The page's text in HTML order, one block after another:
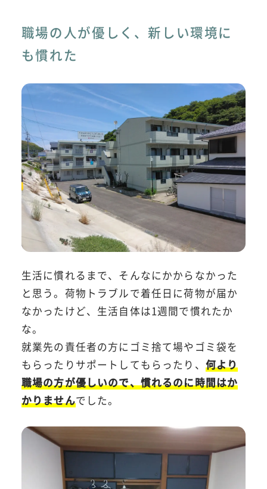
職場の人が優しく、新しい環境に
も慣れた
生活に慣れるまで、そんなにかからなかった
と思う。荷物トラブルで着任日に荷物が届か
なかったけど、生活自体は1週間で慣れたか
な。
就業先の責任者の方にゴミ捨て場やゴミ袋を
もらったりサポートしてもらったり、 何より
職場の方が優しいので、慣れるのに時間はか
かりませんでした。